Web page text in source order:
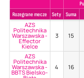
Rozegrane mecze
Sety Suma
AZS
Politechnika
Warszawska -
Effector
Kielce
3 15
AZS
Politechnika
Warszawska -
BBTS Bielsko-
4 16